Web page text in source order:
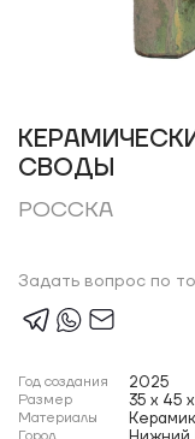
СВОДЫ
РОССКА
Задать вопрос по
Год создания 2025
Размер 35 x 45
Материалы